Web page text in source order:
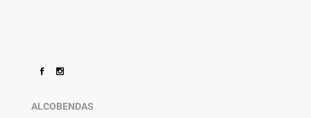
ALCOBENDAS